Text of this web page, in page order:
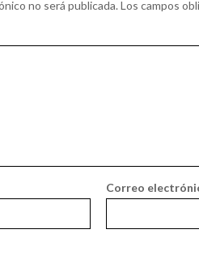
no será publicada. Los campos
Correo